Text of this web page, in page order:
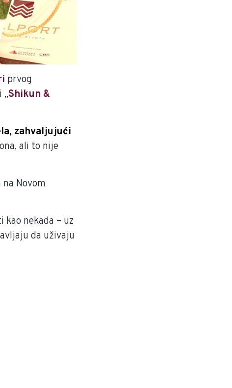
prvog
„Shikun &
zahvaljujući
ali to nije
Novom
nekada – uz
da uživaju